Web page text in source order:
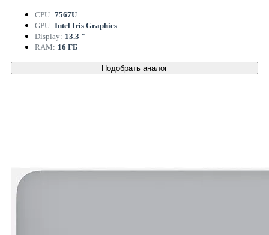
CPU: 7567U
GPU: Intel Iris Graphics
Display: 13.3 "
RAM: 16 ГБ
Подобрать аналог